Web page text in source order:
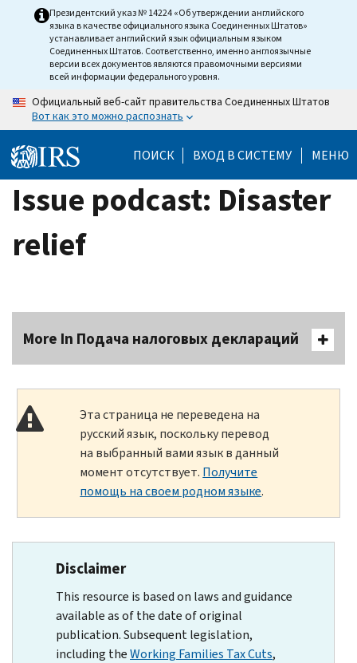
Президентский указ № 14224 «Об утверждении английского
языка в качестве официального языка Соединенных Штатов»
устанавливает английский язык официальным языком
Соединенных Штатов. Соответственно, именно англоязычные
версии всех документов являются правомочными версиями
всей информации федерального уровня.
Официальный веб-сайт правительства Соединенных Штатов
Вот как это можно распознать
ПОИСК ВХОД В СИСТЕМУ МЕНЮ
Issue podcast: Disaster
relief
More In Подача налоговых деклараций
Эта страница не переведена на
русский язык, поскольку перевод
на выбранный вами язык в данный
момент отсутствует. Получите
помощь на своем родном языке.
Disclaimer
This resource is based on laws and guidance
available as of the date of original
publication. Subsequent legislation,
including theWorking Families Tax Cuts,